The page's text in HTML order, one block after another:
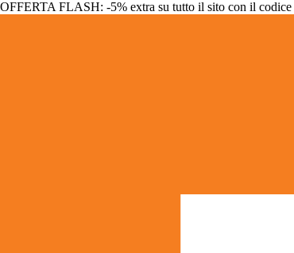
OFFERTA FLASH: -5% extra su tutto il sito con il codice